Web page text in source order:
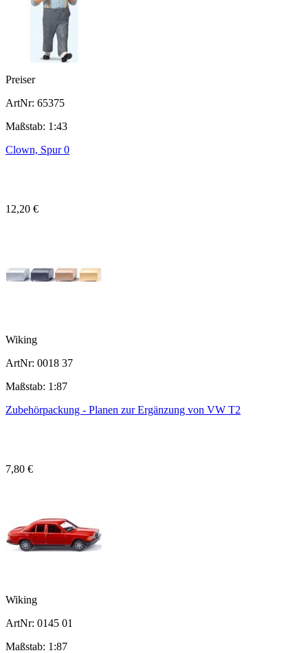
Preiser
ArtNr: 65375
Maßstab: 1:43
Clown, Spur 0
12,20 €
Wiking
ArtNr: 0018 37
Maßstab: 1:87
Zubehörpackung - Planen zur Ergänzung von VW T2
7,80 €
Wiking
ArtNr: 0145 01
Maßstab: 1:87